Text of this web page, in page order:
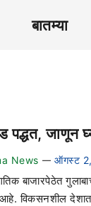
बातम्या
पद्धत, जाणून
News — ऑगस्ट
बाजारपेठेत
विकसनशील देशात